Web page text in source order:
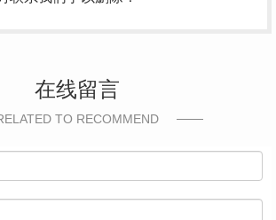
在线留言
TO RECOMMEND